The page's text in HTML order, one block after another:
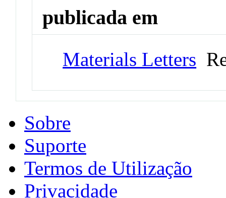
publicada em
Materials Letters
Sobre
Suporte
Termos de Utilização
Privacidade